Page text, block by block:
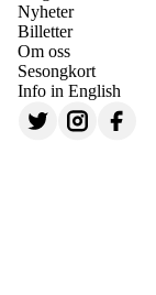
Nyheter
Billetter
Om oss
Sesongkort
Info in English